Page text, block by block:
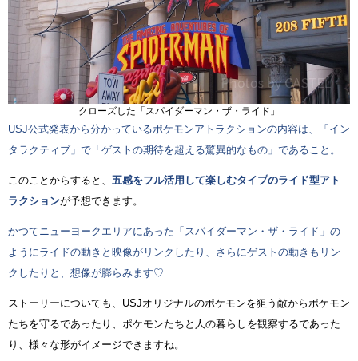
クローズした「スパイダーマン・ザ・ライド」
USJ公式発表から分かっているポケモンアトラクションの内容は、「イン
タラクティブ」で「ゲストの期待を超える驚異的なもの」であること。
このことからすると、 五感をフル活用して楽しむタイプのライド型アト
ラクションが予想できます。
かつてニューヨークエリアにあった「スパイダーマン・ザ・ライド」の
ようにライドの動きと映像がリンクしたり、さらにゲストの動きもリン
クしたりと、想像が膨らみます♡
ストーリーについても、USJオリジナルのポケモンを狙う敵からポケモン
たちを守るであったり、ポケモンたちと人の暮らしを観察するであった
り、様々な形がイメージできますね。